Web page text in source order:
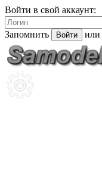
Войти в свой аккаунт:
Запомнить Войти или